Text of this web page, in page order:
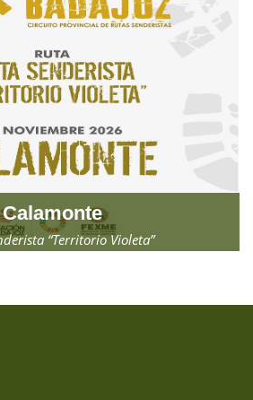
Calamonte
“Territorio Violeta”